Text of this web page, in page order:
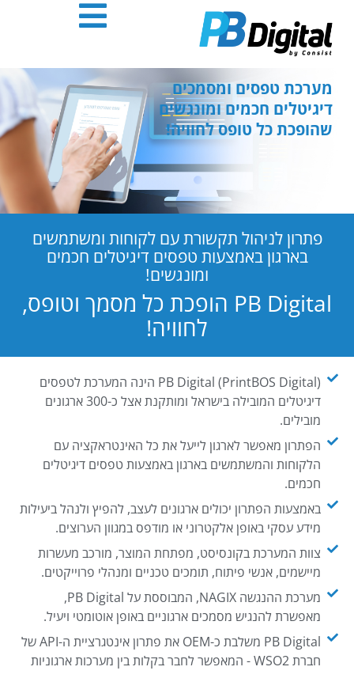
אנטר
מערכת טפסים ומסמכים
דיגיטלים חכמים ומונגשים
שהופכת כל טופס לחוויה!
פתרון לניהול תקשורת עם לקוחות ומשתמשים
בארגון באמצעות טפסים דיגיטלים חכמים
ומונגשים!
PB Digital הופכת כל מסמך וטופס,
לחוויה!
PB Digital (PrintBOS Digital) הינה המערכת לטפסים
דיגיטלים המובילה בישראל ומותקנת אצל כ-300 ארגונים
מובילים.
הפתרון מאפשר לארגון לייעל את כל האינטראקציה עם
הלקוחות והמשתמשים בארגון באמצעות טפסים דיגיטלים
חכמים.
באמצעות הפתרון יכולים ארגונים לעצב, להפיץ ולנהל ביעילות
מידע עסקי באופן אלקטרוני או מודפס במגוון הערוצים.
צוות המערכת בקונסיסט, מפתחת המוצר, מורכב מעשרות
מיישמים, אנשי פיתוח, תומכים טכניים ומנהלי פרוייקטים.
מערכת ההנגשה NAGIX, המבוססת על PB Digital,
מאפשרת להנגיש מסמכים ארגוניים באופן אוטומטי ויעיל.
PB Digital משלבת כ-OEM את פתרון אינטגרציית ה-API של
חברת WSO2 - המאפשר לחבר בקלות בין מערכות ארגוניות